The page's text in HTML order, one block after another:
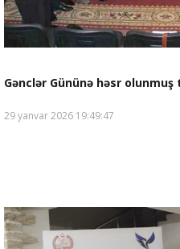
Gənclər Gününə həsr
29 yanvar 2026 19:49:47